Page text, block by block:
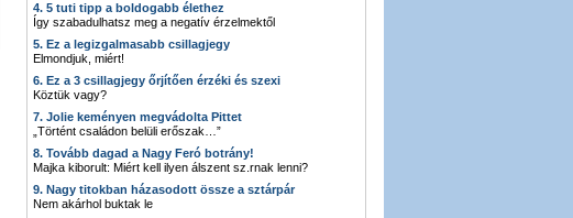
4. 5 tuti tipp a boldogabb élethez
Így szabadulhatsz meg a negatív érzelmektől
5. Ez a legizgalmasabb csillagjegy
Elmondjuk, miért!
6. Ez a 3 csillagjegy őrjítően érzéki és szexi
Köztük vagy?
7. Jolie keményen megvádolta Pittet
„Történt családon belüli erőszak…”
8. Tovább dagad a Nagy Feró botrány!
Majka kiborult: Miért kell ilyen álszent sz.rnak lenni?
9. Nagy titokban házasodott össze a sztárpár
Nem akárhol buktak le